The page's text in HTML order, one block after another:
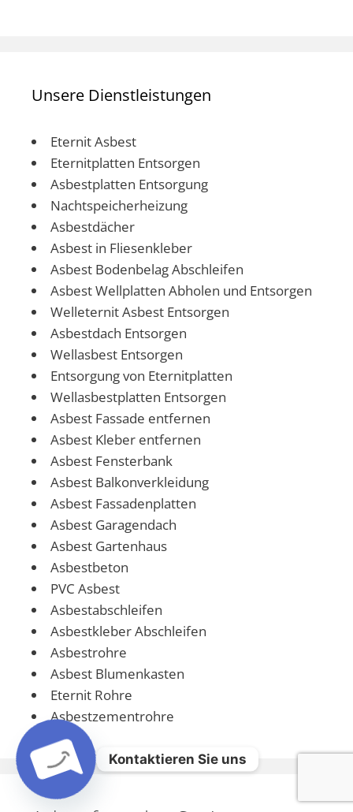
Unsere Dienstleistungen
Eternit Asbest
Eternitplatten Entsorgen
Asbestplatten Entsorgung
Nachtspeicherheizung
Asbestdächer
Asbest in Fliesenkleber
Asbest Bodenbelag Abschleifen
Asbest Wellplatten Abholen und Entsorgen
Welleternit Asbest Entsorgen
Asbestdach Entsorgen
Wellasbest Entsorgen
Entsorgung von Eternitplatten
Wellasbestplatten Entsorgen
Asbest Fassade entfernen
Asbest Kleber entfernen
Asbest Fensterbank
Asbest Balkonverkleidung
Asbest Fassadenplatten
Asbest Garagendach
Asbest Gartenhaus
Asbestbeton
PVC Asbest
Asbestabschleifen
Asbestkleber Abschleifen
Asbestrohre
Asbest Blumenkasten
Eternit Rohre
Asbestzementrohre
Kontaktieren Sie uns
Open